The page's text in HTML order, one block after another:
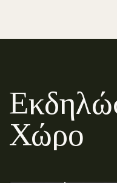
Χώρο